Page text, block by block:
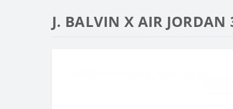
J. BALVIN X AIR JORDAN